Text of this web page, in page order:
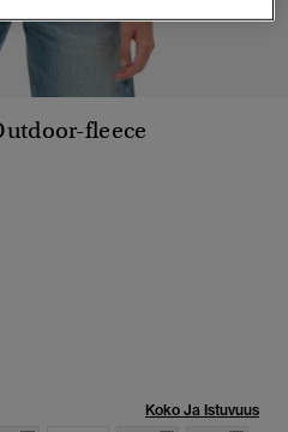
4 5 6
fleece
Koko Ja Istuvuus